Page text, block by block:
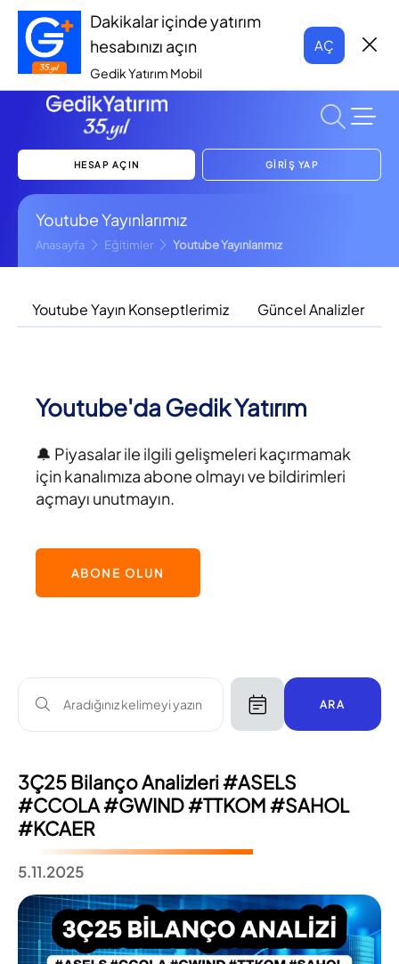
Dakikalar içinde yatırım
hesabınızı açın
Gedik Yatırım Mobil
AÇ
HESAP AÇIN GİRİŞ YAP
Youtube Yayınlarımız
Anasayfa Eğitimler Youtube Yayınlarımız
Youtube Yayın Konseptlerimiz Güncel Analizler
Youtube'da Gedik Yatırım
🔔 Piyasalar ile ilgili gelişmeleri kaçırmamak
için kanalımıza abone olmayı ve bildirimleri
açmayı unutmayın.
ABONE OLUN
ARA
3Ç25 Bilanço Analizleri #ASELS
#CCOLA #GWIND #TTKOM #SAHOL
#KCAER
5.11.2025